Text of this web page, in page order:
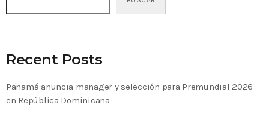
Recent Posts
Panamá anuncia manager y selección para Premundial 2026
en República Dominicana